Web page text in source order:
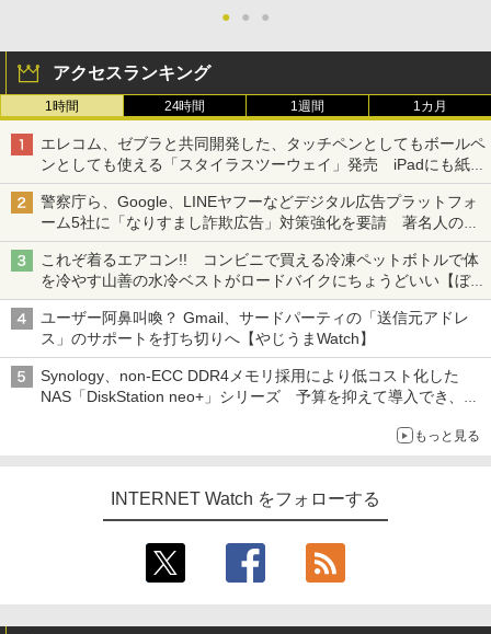
● ● ●
アクセスランキング
1時間 24時間 1週間 1カ月
エレコム、ゼブラと共同開発した、タッチペンとしてもボールペ
ンとしても使える「スタイラスツーウェイ」発売 iPadにも紙に
も、持ち替えずに書き込める
警察庁ら、Google、LINEヤフーなどデジタル広告プラットフォ
ーム5社に「なりすまし詐欺広告」対策強化を要請 著名人の写
真や映像を使った投資詐欺などへの対策として
これぞ着るエアコン!! コンビニで買える冷凍ペットボトルで体
を冷やす山善の水冷ベストがロードバイクにちょうどいい【ぼっ
ち・ざ・ろーど！その14】【空いた時間でなにしてる？】
ユーザー阿鼻叫喚？ Gmail、サードパーティの「送信元アドレ
ス」のサポートを打ち切りへ【やじうまWatch】
Synology、non-ECC DDR4メモリ採用により低コスト化した
NAS「DiskStation neo+」シリーズ 予算を抑えて導入でき、
もっと見る
INTERNET Watch をフォローする